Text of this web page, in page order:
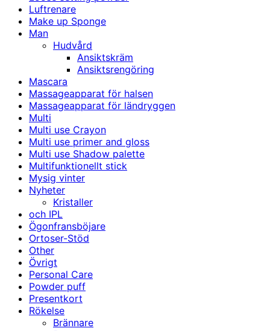
Luftrenare
Make up Sponge
Man
Hudvård
Ansiktskräm
Ansiktsrengöring
Mascara
Massageapparat för halsen
Massageapparat för ländryggen
Multi
Multi use Crayon
Multi use primer and gloss
Multi use Shadow palette
Multifunktionellt stick
Mysig vinter
Nyheter
Kristaller
och IPL
Ögonfransböjare
Ortoser-Stöd
Other
Övrigt
Personal Care
Powder puff
Presentkort
Rökelse
Brännare